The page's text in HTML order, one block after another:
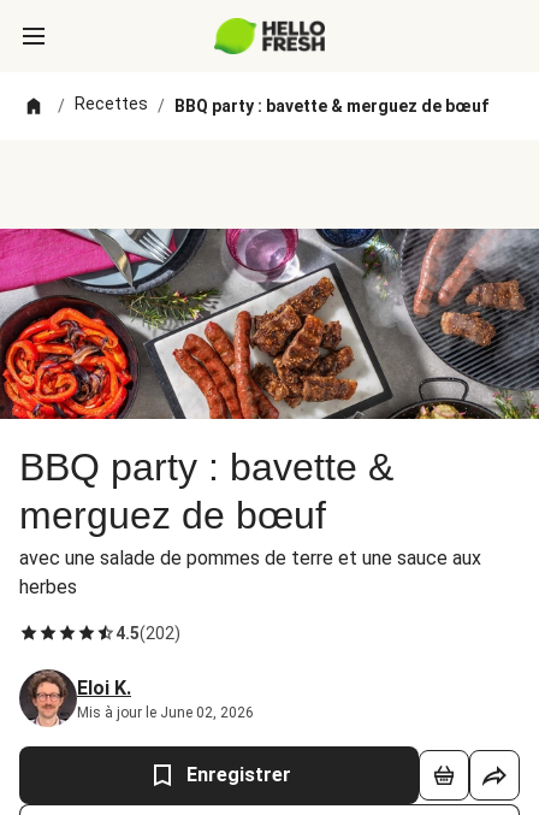
/ Recettes / BBQ party : bavette & merguez de bœuf
BBQ party : bavette &
merguez de bœuf
avec une salade de pommes de terre et une sauce aux
herbes
4.5(202)
Eloi K.
Mis à jour le June 02, 2026
Enregistrer